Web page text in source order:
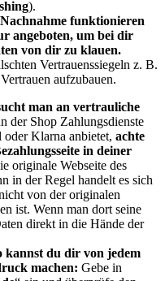
).
funktionieren
angeboten, um bei dir
von dir zu klauen.
Vertrauenssiegeln z. B.
aufzubauen.
man an vertrauliche
der Shop Zahlungsdienste
Klarna anbietet, achte
in deiner
originale Webseite des
in der Regel handelt es sich
von der originalen
ist. Wenn man dort seine
direkt in die Hände der
kannst du dir von jedem
machen: Gebe in